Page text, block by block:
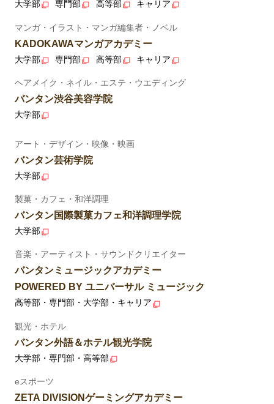
大学部 専門部 高等部 キャリア
マンガ・イラスト・マンガ編集者・ノベル
KADOKAWAマンガアカデミー
大学部 専門部 高等部 キャリア
ヘアメイク・ネイル・エステ・ウエディング
バンタン渋谷美容学院
大学部
アート・デザイン・映像・映画
バンタン芸術学院
大学部
製菓・カフェ・和洋調理
バンタン国際製菓カフェ和洋調理学院
大学部
音楽・アーティスト・サウンドクリエイター
バンタンミュージックアカデミー
POWERED BY ユニバーサル ミュージック
高等部・専門部・大学部・キャリア
観光・ホテル
バンタン外語＆ホテル観光学院
大学部・専門部・高等部
eスポーツ
ZETA DIVISIONゲーミングアカデミー